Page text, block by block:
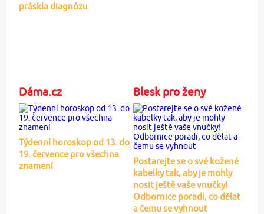
práskla diagnózu
Dáma.cz
Týdenní horoskop od 13. do
19. července pro všechna
znamení
Blesk pro ženy
Postarejte se o své kožené
kabelky tak, aby je mohly
nosit ještě vaše vnučky!
Odbornice poradí, co dělat
a čemu se vyhnout